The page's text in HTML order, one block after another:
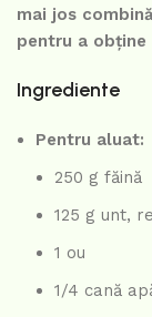
mai jos
pentru a obține
Ingrediente
Pentru aluat:
250 g făină
125 g unt,
1 ou
1/4 cană